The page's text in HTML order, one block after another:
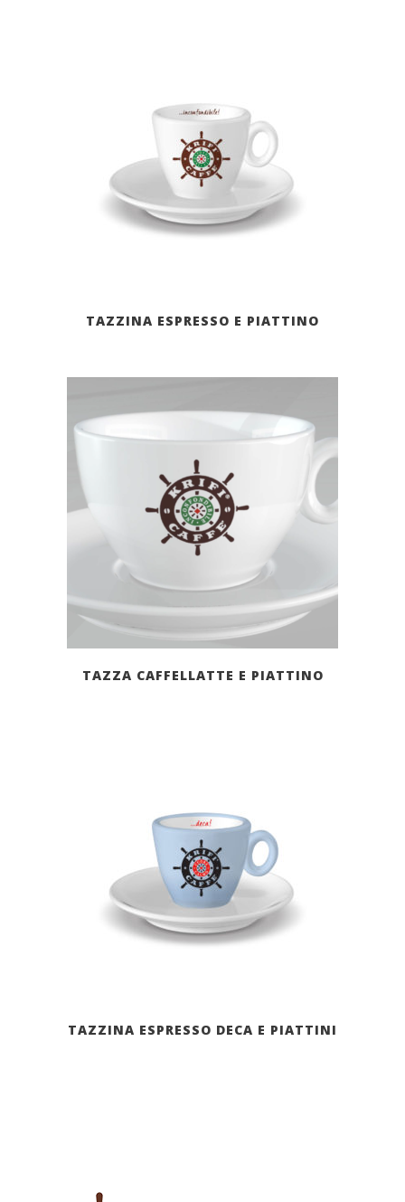
TAZZINA ESPRESSO E PIATTINO
TAZZA CAFFELLATTE E PIATTINO
TAZZINA ESPRESSO DECA E PIATTINI